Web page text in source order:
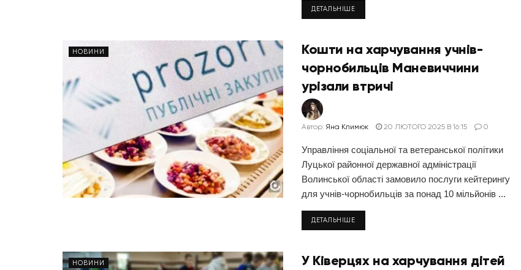
ДЕТАЛЬНІШЕ
НОВИНИ
Кошти на харчування учнів-
чорнобильців Маневиччини
урізали втричі
Автор: Яна Климюк 20 ЛЮТОГО 2025 В 16:15 0
Управління соціальної та ветеранської політики
Луцької районної державної адміністрації
Волинської області замовило послуги кейтерингу
для учнів-чорнобильців за понад 10 мільйонів ...
ДЕТАЛЬНІШЕ
НОВИНИ
У Ківерцях на харчування дітей